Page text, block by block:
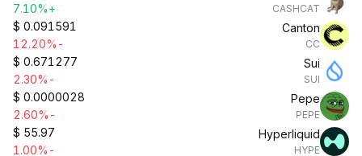
CASHCAT
+7.10%
Canton
CC
$ 0.091591
-12.20%
Sui
SUI
$ 0.671277
-2.30%
Pepe
PEPE
$ 0.0000028
-2.60%
Hyperliquid
HYPE
$ 55.97
-1.00%